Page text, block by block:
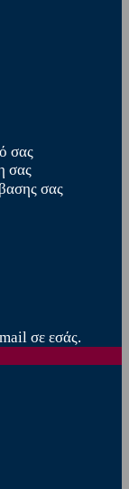
σας
σας
σας
σε εσάς.